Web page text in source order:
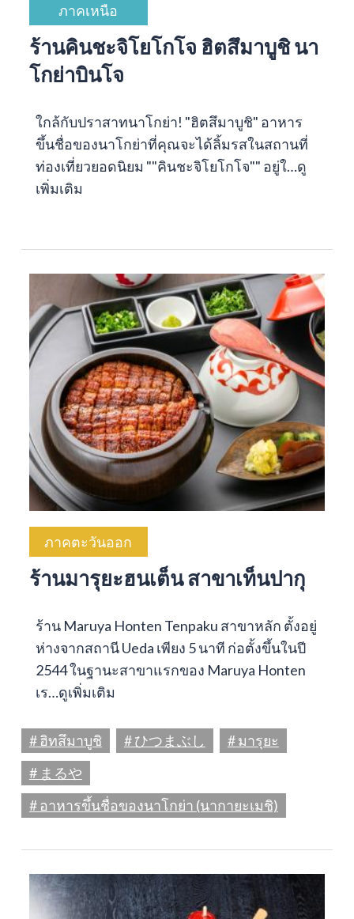
ภาคเหนือ
ร้านคินชะจิโยโกโจ ฮิตสึมาบูชิ นา
โกย่าบินโจ
ใกล้กับปราสาทนาโกย่า! "ฮิตสึมาบูชิ" อาหาร
ขึ้นชื่อของนาโกย่าที่คุณจะได้ลิ้มรสในสถานที่
ท่องเที่ยวยอดนิยม ""คินชะจิโยโกโจ"" อยู่ใ…ดู
เพิ่มเติม
ภาคตะวันออก
ร้านมารุยะฮนเต็น สาขาเท็นปากุ
ร้าน Maruya Honten Tenpaku สาขาหลัก ตั้งอยู่
ห่างจากสถานี Ueda เพียง 5 นาที ก่อตั้งขึ้นในปี
2544 ในฐานะสาขาแรกของ Maruya Honten
เร…ดูเพิ่มเติม
# ฮิทสึมาบูชิ # ひつまぶし
# มารุยะ
# まるや
# อาหารขึ้นชื่อของนาโกย่า (นากายะเมชิ)